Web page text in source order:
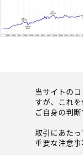
当サイトの
すが、これ
ご自身の判
取引にあた
重要な注意